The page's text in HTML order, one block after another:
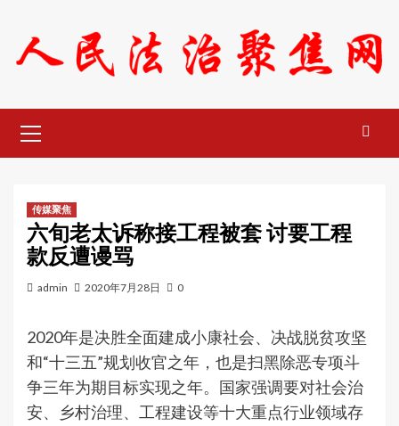
content
Menu
传媒聚焦
六旬老太诉称接工程被套 讨要工程
款反遭谩骂
admin 2020年7月28日 0
2020年是决胜全面建成小康社会、决战脱贫攻坚
和“十三五”规划收官之年，也是扫黑除恶专项斗
争三年为期目标实现之年。国家强调要对社会治
安、乡村治理、工程建设等十大重点行业领域存